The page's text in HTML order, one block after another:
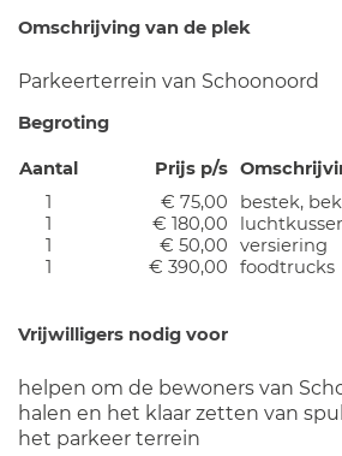
Omschrijving van de plek
Parkeerterrein van Schoonoord
Begroting
Aantal Prijs p/s
1
€ 75,00
bestek,
1
€ 180,00
1
€ 50,00
versiering
1
€ 390,00 foodtrucks
Vrijwilligers nodig voor
helpen om de bewoners van
halen en het klaar zetten van
het parkeer terrein